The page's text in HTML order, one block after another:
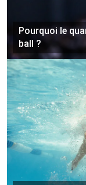
Pourquoi le
ball ?